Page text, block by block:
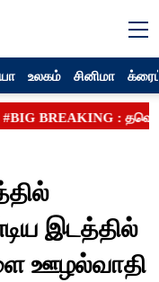
உலகம் சினிமா
இடத்தில்
ஊழல்வாதி